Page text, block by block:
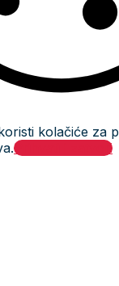
kolačiće za
Prihvati i zatvori